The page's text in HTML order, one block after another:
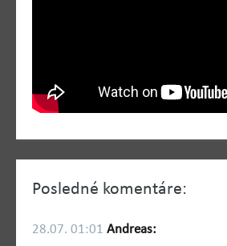
Posledné komentáre:
28.07. 01:01 Andreas: